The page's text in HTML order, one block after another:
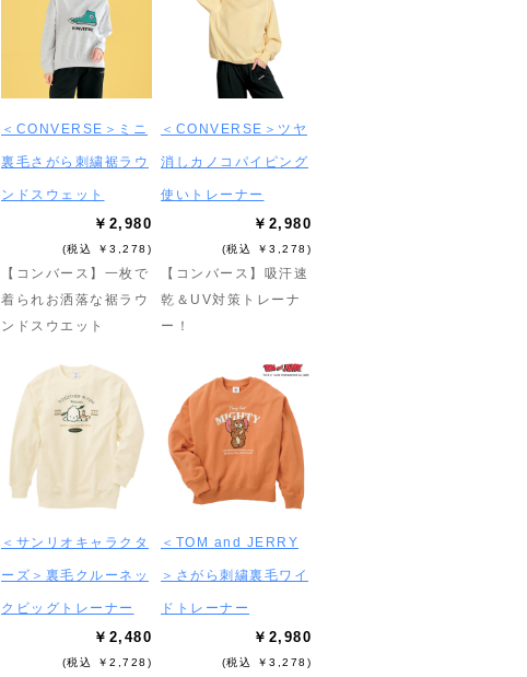
＜CONVERSE＞ミニ
裏毛さがら刺繍裾ラウ
ンドスウェット
￥2,980
(税込 ￥3,278)
【コンバース】一枚で
着られお洒落な裾ラウ
ンドスウエット
＜CONVERSE＞ツヤ
消しカノコパイピング
使いトレーナー
￥2,980
(税込 ￥3,278)
【コンバース】吸汗速
乾＆UV対策トレーナ
ー！
＜サンリオキャラクタ
ーズ＞裏毛クルーネッ
クビッグトレーナー
￥2,480
(税込 ￥2,728)
＜TOM and JERRY
＞さがら刺繍裏毛ワイ
ドトレーナー
￥2,980
(税込 ￥3,278)